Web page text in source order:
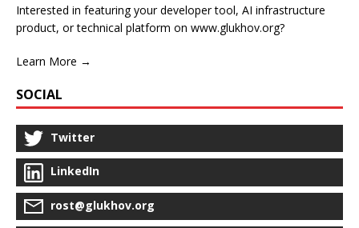
Interested in featuring your developer tool, AI infrastructure
product, or technical platform on www.glukhov.org?
Learn More →
SOCIAL
Twitter
LinkedIn
rost@glukhov.org